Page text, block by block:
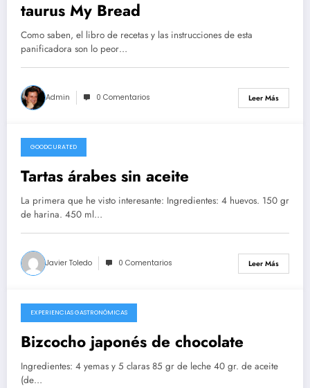
taurus My Bread
Como saben, el libro de recetas y las instrucciones de esta
panificadora son lo peor…
Admin 0 Comentarios Leer Más
21/02/2021
GOODCURATED
Tartas árabes sin aceite
La primera que he visto interesante: Ingredientes: 4 huevos. 150 gr
de harina. 450 ml…
Javier Toledo 0 Comentarios Leer Más
10/08/2020
EXPERIENCIAS GASTRONÓMICAS
Bizcocho japonés de chocolate
Ingredientes: 4 yemas y 5 claras 85 gr de leche 40 gr. de aceite
(de…